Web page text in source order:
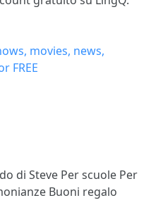
di Steve Per scuole Per
Buoni regalo